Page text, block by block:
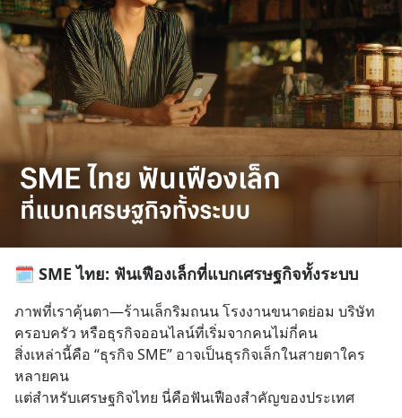
🗓️ SME ไทย: ฟันเฟืองเล็กที่แบกเศรษฐกิจทั้งระบบ
ภาพที่เราคุ้นตา—ร้านเล็กริมถนน โรงงานขนาดย่อม บริษัท
ครอบครัว หรือธุรกิจออนไลน์ที่เริ่มจากคนไม่กี่คน
สิ่งเหล่านี้คือ “ธุรกิจ SME” อาจเป็นธุรกิจเล็กในสายตาใคร
หลายคน
แต่สำหรับเศรษฐกิจไทย นี่คือฟันเฟืองสำคัญของประเทศ